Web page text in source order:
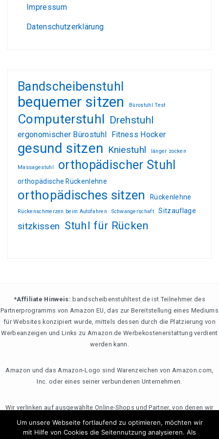
Impressum
Datenschutzerklärung
Bandscheibenstuhl
bequemer sitzen Bürostuhl Test
Computerstuhl Drehstuhl
ergonomischer Bürostuhl Fitness Hocker
gesund sitzen Kniestuhl länger zocken
Massagestuhl orthopädischer Stuhl
orthopädische Rückenlehne
orthopädisches sitzen Rückenlehne
Rückenschmerzen beim Autofahren Schwangerschaft Sitzauflage
sitzkissen Stuhl für Rücken
*Affiliate Hinweis: bandscheibenstuhltest.de ist Teilnehmer des
Partnerprogramms von Amazon EU, das zur Bereitstellung eines Mediums
für Websites konzipiert wurde, mittels dessen durch die Platzierung von
Werbeanzeigen und Links zu Amazon.de Werbekostenerstattung verdient
werden kann.
Amazon und das Amazon-Logo sind Warenzeichen von Amazon.com,
Inc. oder eines seiner verbundenen Unternehmen.
Wir verlinken auf ausgewählte Online-Shops und Partner, von denen wir
ggf. eine Vergütung erhalten. Zwischenzeitliche Änderung der Preise,
Lieferzeit und -kosten möglich. Preise inkl. MwSt, ggf. zzgl. Versand.
Um unsere Webseite fortlaufend zu optimieren, möchten wir
mit Hilfe von Cookies die Seitennutzung analysieren. Als